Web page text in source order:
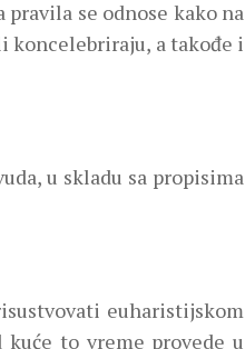
se odnose kako na
koncelebriraju, a takođe i
u skladu sa propisima
euharistijskom
to vreme provede u